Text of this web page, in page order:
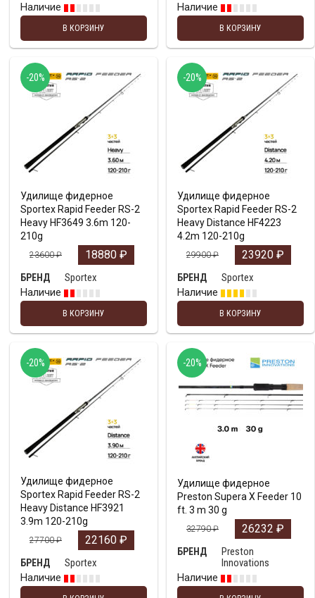
Наличие
В КОРЗИНУ
Наличие
В КОРЗИНУ
Удилище фидерное
Sportex Rapid Feeder RS-2
Heavy HF3649 3.6m 120-
210g
23600₽ 18880 ₽
БРЕНД
Sportex
Наличие
В КОРЗИНУ
-20%
Удилище фидерное
Sportex Rapid Feeder RS-2
Heavy Distance HF4223
4.2m 120-210g
29900₽ 23920 ₽
БРЕНД
Sportex
Наличие
В КОРЗИНУ
-20%
Удилище фидерное
Sportex Rapid Feeder RS-2
Heavy Distance HF3921
3.9m 120-210g
27700₽ 22160 ₽
БРЕНД
Sportex
Наличие
-20%
Удилище фидерное
Preston Supera X Feeder 10
ft. 3 m 30 g
32790₽ 26232 ₽
БРЕНД
Preston
Innovations
Наличие
-20%